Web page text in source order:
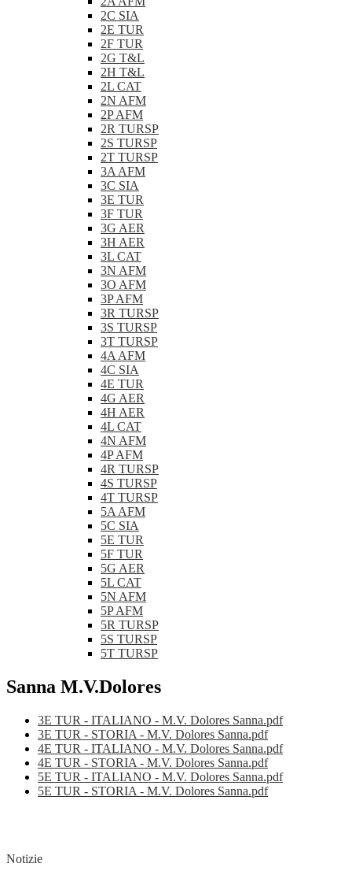
2C SIA
2E TUR
2F TUR
2G T&L
2H T&L
2L CAT
2N AFM
2P AFM
2R TURSP
2S TURSP
2T TURSP
3A AFM
3C SIA
3E TUR
3F TUR
3G AER
3H AER
3L CAT
3N AFM
3O AFM
3P AFM
3R TURSP
3S TURSP
3T TURSP
4A AFM
4C SIA
4E TUR
4G AER
4H AER
4L CAT
4N AFM
4P AFM
4R TURSP
4S TURSP
4T TURSP
5A AFM
5C SIA
5E TUR
5F TUR
5G AER
5L CAT
5N AFM
5P AFM
5R TURSP
5S TURSP
5T TURSP
Sanna M.V.Dolores
3E TUR - ITALIANO - M.V. Dolores Sanna.pdf
3E TUR - STORIA - M.V. Dolores Sanna.pdf
4E TUR - ITALIANO - M.V. Dolores Sanna.pdf
4E TUR - STORIA - M.V. Dolores Sanna.pdf
5E TUR - ITALIANO - M.V. Dolores Sanna.pdf
5E TUR - STORIA - M.V. Dolores Sanna.pdf
Notizie